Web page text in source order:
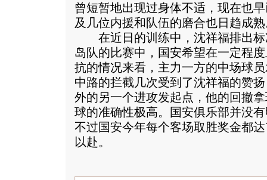
曾短暂地出现过身体不适，现在也
及几位内援和队伍的磨合也日趋成
在近日的训练中，沈祥福排出标
岛队的比赛中，国安希望在一定程
抗的情况来看，主力一方的中场球
中路的拦截几次受到了沈祥福的赞
外的另一个进攻发起点，他的回撤
球的准确性极高。国安俱乐部并没
不过国安今年每个客场取胜奖金都
以赴。